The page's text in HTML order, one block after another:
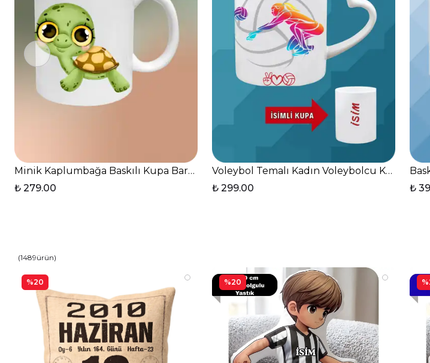
Minik Kaplumbağa Baskılı Kupa Bardak Çay Kahve Fincanı
₺ 279.00
Voleybol Temalı Kadın Voleybolcu Kalpli
₺ 299.00
₺
(1489ürün)
%20 %20